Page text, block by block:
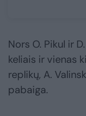
Nors O. Pikul ir
keliais ir vienas
replikų, A.
pabaiga.